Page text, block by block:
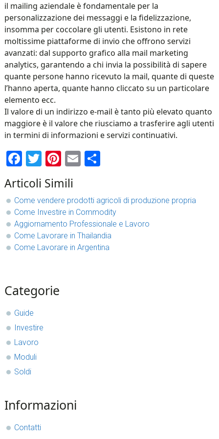
il mailing aziendale è fondamentale per la
personalizzazione dei messaggi e la fidelizzazione,
insomma per coccolare gli utenti. Esistono in rete
moltissime piattaforme di invio che offrono servizi
avanzati: dal supporto grafico alla mail marketing
analytics, garantendo a chi invia la possibilità di sapere
quante persone hanno ricevuto la mail, quante di queste
l’hanno aperta, quante hanno cliccato su un particolare
elemento ecc.
Il valore di un indirizzo e-mail è tanto più elevato quanto
maggiore è il valore che riusciamo a trasferire agli utenti
in termini di informazioni e servizi continuativi.
Facebook
Twitter
Pinterest
EmailCondividi
Articoli Simili
Come vendere prodotti agricoli di produzione propria
Come Investire in Commodity
Aggiornamento Professionale e Lavoro
Come Lavorare in Thailandia
Come Lavorare in Argentina
sidebar
Blog
Categorie
Guide
Investire
Lavoro
Moduli
Soldi
Informazioni
Contatti